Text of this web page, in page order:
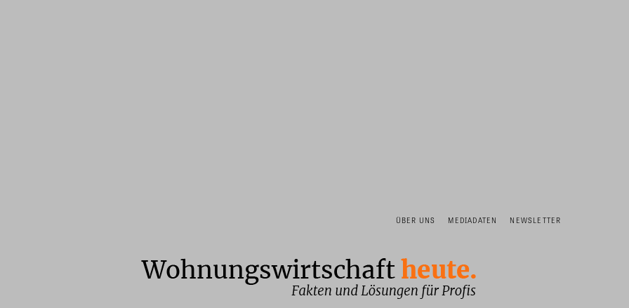
ÜBER UNS MEDIADATEN NEWSLETTER